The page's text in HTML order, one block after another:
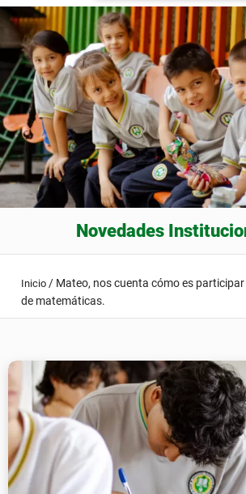
Novedades
Inicio / Mateo, nos cuenta cómo es
de matemáticas.